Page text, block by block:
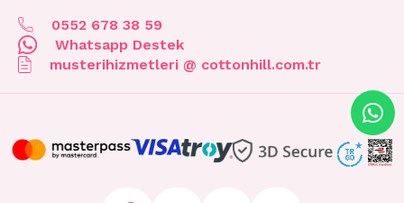
0552 678 38 59
Whatsapp Destek
musterihizmetleri @ cottonhill.com.tr